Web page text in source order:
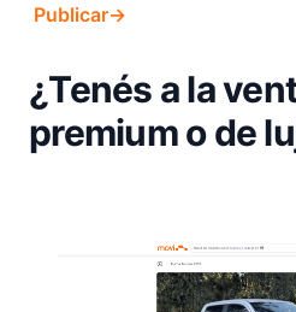
Publicar→
¿Tenés a la
premium o de